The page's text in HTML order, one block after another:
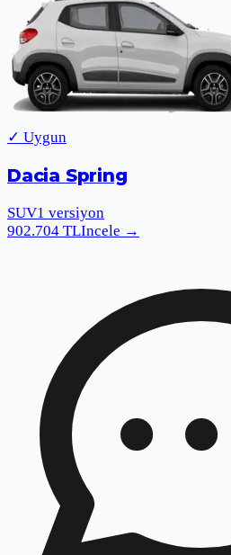
✓ Uygun
Dacia Spring
SUV1 versiyon
902.704 TLIncele →